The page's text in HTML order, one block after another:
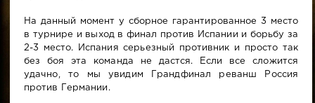
На данный момент у сборное гарантированное 3 место
в турнире и выход в финал против Испании и борьбу за
2-3 место. Испания серьезный противник и просто так
без боя эта команда не дастся. Если все сложится
удачно, то мы увидим Грандфинал реванш Россия
против Германии.